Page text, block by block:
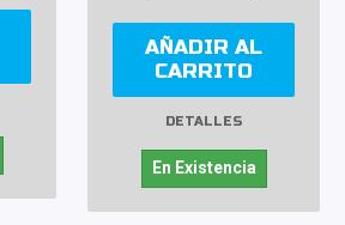
AÑADIR AL
CARRITO
DETALLES
En Existencia